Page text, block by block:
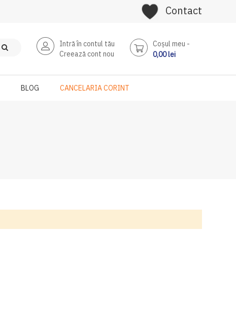
Contact
Intră în contul tău
Creează cont nou
Coşul meu
0,00 lei
BLOG CANCELARIA CORINT